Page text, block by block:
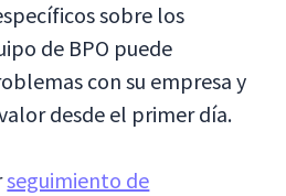
sobre los
de BPO puede
con su empresa y
desde el primer día.
seguimiento de